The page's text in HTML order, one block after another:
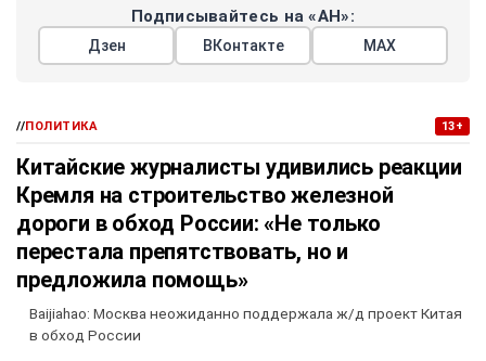
Подписывайтесь на «АН»:
Дзен ВКонтакте МАХ
//ПОЛИТИКА 13+
Китайские журналисты удивились реакции
Кремля на строительство железной
дороги в обход России: «Не только
перестала препятствовать, но и
предложила помощь»
Baijiahao: Москва неожиданно поддержала ж/д проект Китая
в обход России